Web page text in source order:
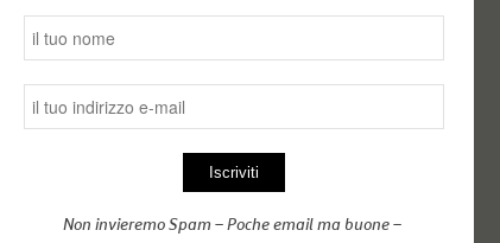
i governatori e per circa 1500
non risolverà i problemi della gente,
E poi c’è un paese afflitto dalla corruzione
ha proprio dato la priorità alla lotta a
Martha Karu, ritenuta una donna inflessibile
legali contro il compagno di corsa di Ruto,
ergendosi a paladino del popolo,
Non invieremo Spam – Poche email ma buone –